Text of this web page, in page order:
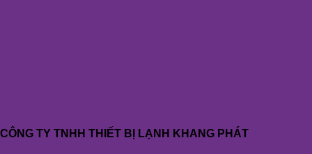
CÔNG TY TNHH THIẾT BỊ LẠNH KHANG PHÁT